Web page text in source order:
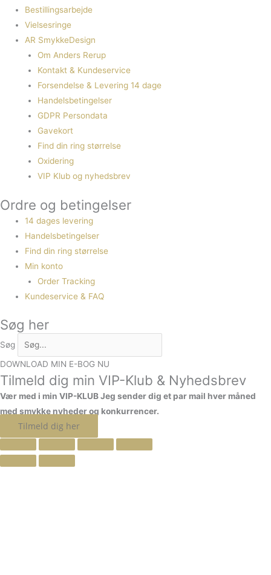
Bestillingsarbejde
Vielsesringe
AR SmykkeDesign
Om Anders Rerup
Kontakt & Kundeservice
Forsendelse & Levering 14 dage
Handelsbetingelser
GDPR Persondata
Gavekort
Find din ring størrelse
Oxidering
VIP Klub og nyhedsbrev
Ordre og betingelser
14 dages levering
Handelsbetingelser
Find din ring størrelse
Min konto
Order Tracking
Kundeservice & FAQ
Søg her
Søg
DOWNLOAD MIN E-BOG NU
Tilmeld dig min VIP-Klub & Nyhedsbrev
Vær med i min VIP-KLUBJeg sender dig et par mail hver måned
med smykke nyheder og konkurrencer.
Tilmeld dig her